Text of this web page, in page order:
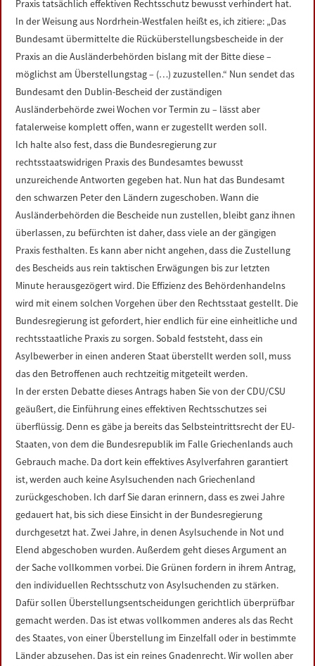
Praxis tatsächlich effektiven Rechtsschutz bewusst verhindert hat.
In der Weisung aus Nordrhein-Westfalen heißt es, ich zitiere: „Das
Bundesamt übermittelte die Rücküberstellungsbescheide in der
Praxis an die Ausländerbehörden bislang mit der Bitte diese –
möglichst am Überstellungstag – (…) zuzustellen.“ Nun sendet das
Bundesamt den Dublin-Bescheid der zuständigen
Ausländerbehörde zwei Wochen vor Termin zu – lässt aber
fatalerweise komplett offen, wann er zugestellt werden soll.
Ich halte also fest, dass die Bundesregierung zur
rechtsstaatswidrigen Praxis des Bundesamtes bewusst
unzureichende Antworten gegeben hat. Nun hat das Bundesamt
den schwarzen Peter den Ländern zugeschoben. Wann die
Ausländerbehörden die Bescheide nun zustellen, bleibt ganz ihnen
überlassen, zu befürchten ist daher, dass viele an der gängigen
Praxis festhalten. Es kann aber nicht angehen, dass die Zustellung
des Bescheids aus rein taktischen Erwägungen bis zur letzten
Minute herausgezögert wird. Die Effizienz des Behördenhandelns
wird mit einem solchen Vorgehen über den Rechtsstaat gestellt. Die
Bundesregierung ist gefordert, hier endlich für eine einheitliche und
rechtsstaatliche Praxis zu sorgen. Sobald feststeht, dass ein
Asylbewerber in einen anderen Staat überstellt werden soll, muss
das den Betroffenen auch rechtzeitig mitgeteilt werden.
In der ersten Debatte dieses Antrags haben Sie von der CDU/CSU
geäußert, die Einführung eines effektiven Rechtsschutzes sei
überflüssig. Denn es gäbe ja bereits das Selbsteintrittsrecht der EU-
Staaten, von dem die Bundesrepublik im Falle Griechenlands auch
Gebrauch mache. Da dort kein effektives Asylverfahren garantiert
ist, werden auch keine Asylsuchenden nach Griechenland
zurückgeschoben. Ich darf Sie daran erinnern, dass es zwei Jahre
gedauert hat, bis sich diese Einsicht in der Bundesregierung
durchgesetzt hat. Zwei Jahre, in denen Asylsuchende in Not und
Elend abgeschoben wurden. Außerdem geht dieses Argument an
der Sache vollkommen vorbei. Die Grünen fordern in ihrem Antrag,
den individuellen Rechtsschutz von Asylsuchenden zu stärken.
Dafür sollen Überstellungsentscheidungen gerichtlich überprüfbar
gemacht werden. Das ist etwas vollkommen anderes als das Recht
des Staates, von einer Überstellung im Einzelfall oder in bestimmte
Länder abzusehen. Das ist ein reines Gnadenrecht. Wir wollen aber